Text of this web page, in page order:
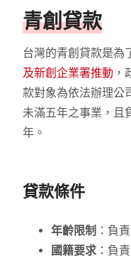
青創貸款
台灣的青創貸款是為
及新創企業署推動 ，
款對象為依法辦理公
未滿五年之事業，且
年。
貸款條件
年齡限制 ：負
國籍要求 ：負